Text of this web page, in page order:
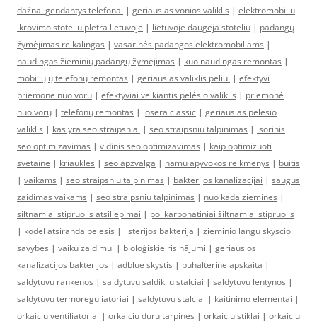
dažnai gendantys telefonai | geriausias vonios valiklis | elektromobiliu
ikrovimo stoteliu pletra lietuvoje | lietuvoje daugeja stoteliu | padangų
žymėjimas reikalingas | vasarinės padangos elektromobiliams |
naudingas žieminių padangų žymėjimas | kuo naudingas remontas |
mobiliųjų telefonų remontas | geriausias valiklis peliui | efektyvi
priemone nuo voru | efektyviai veikiantis pelėsio valiklis | priemonė
nuo vorų | telefonų remontas | josera classic | geriausias pelesio
valiklis | kas yra seo straipsniai | seo straipsniu talpinimas | isorinis
seo optimizavimas | vidinis seo optimizavimas | kaip optimizuoti
svetaine | kriaukles | seo apzvalga | namu apyvokos reikmenys | buitis
| vaikams | seo straipsniu talpinimas | bakterijos kanalizacijai | saugus
zaidimas vaikams | seo straipsniu talpinimas | nuo kada ziemines |
siltnamiai stipruolis atsiliepimai | polikarbonatiniai šiltnamiai stipruolis
| kodel atsiranda pelesis | listerijos bakterija | zieminio langu skyscio
savybes | vaiku zaidimui | bioloģiskie risinājumi | geriausios
kanalizacijos bakterijos | adblue skystis | buhalterine apskaita |
saldytuvu rankenos | saldytuvu saldikliu stalciai | saldytuvu lentynos |
saldytuvu termoreguliatoriai | saldytuvu stalciai | kaitinimo elementai |
orkaiciu ventiliatoriai | orkaiciu duru tarpines | orkaiciu stiklai | orkaiciu